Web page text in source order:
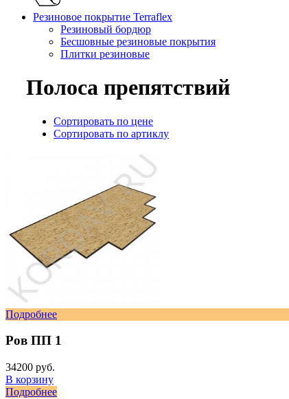
Резиновое покрытие Terraflex
Резиновый бордюр
Бесшовные резиновые покрытия
Плитки резиновые
Полоса препятствий
Сортировать по цене
Сортировать по артиклу
Подробнее
Ров ПП 1
34200 руб.
В корзину
Подробнее